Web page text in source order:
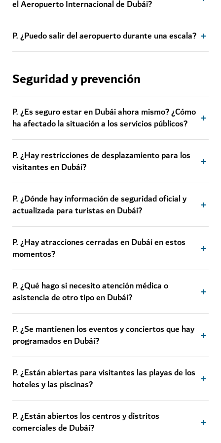
el Aeropuerto Internacional de Dubái?
P. ¿Puedo salir del aeropuerto durante una escala?
Seguridad y prevención
P. ¿Es seguro estar en Dubái ahora mismo? ¿Cómo
ha afectado la situación a los servicios públicos?
P. ¿Hay restricciones de desplazamiento para los
visitantes en Dubái?
P. ¿Dónde hay información de seguridad oficial y
actualizada para turistas en Dubái?
P. ¿Hay atracciones cerradas en Dubái en estos
momentos?
P. ¿Qué hago si necesito atención médica o
asistencia de otro tipo en Dubái?
P. ¿Se mantienen los eventos y conciertos que hay
programados en Dubái?
P. ¿Están abiertas para visitantes las playas de los
hoteles y las piscinas?
P. ¿Están abiertos los centros y distritos
comerciales de Dubái?